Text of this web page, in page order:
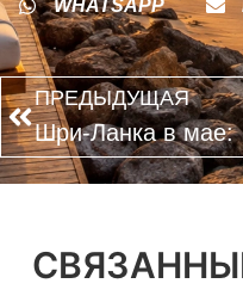
WHATSAPP
ПРЕДЫДУЩАЯ